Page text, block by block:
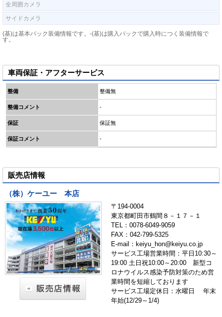
全周囲カメラ
サイドカメラ
(基)は基本パック装備情報です。-(基)は購入パックで購入時につく装備情報で
す。
車両保証・アフターサービス
整備 整備無
整備コメント -
保証 保証無
保証コメント -
販売店情報
（株）ケーユー 本店
〒194-0004
東京都町田市鶴間８－１７－１
TEL：0078-6049-9059
FAX：042-799-5325
E-mail：keiyu_hon@keiyu.co.jp
サービス工場営業時間：平日10:30～
19:00 土日祝10:00～20:00 新型コ
ロナウイルス感染予防対策のため営
業時間を短縮しております
サービス工場定休日：水曜日 年末
年始(12/29～1/4)